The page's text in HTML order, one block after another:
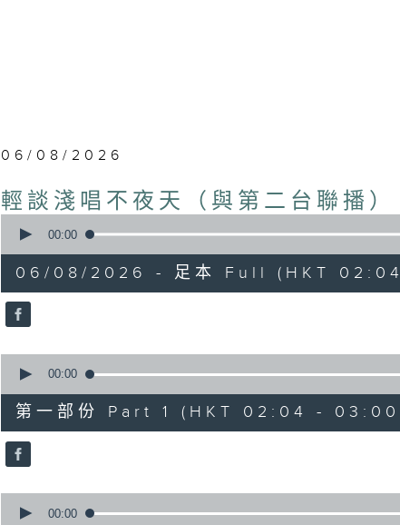
06/08/2026
輕談淺唱不夜天（與第二台聯播）
seconds
hours,
43
minutes,
59
90%
00:00
06/08/2026 - 足本 Full (HKT
seconds
56
minutes,
0
seconds
90%
00:00
第一部份 Part 1 (HKT 02:04 -
seconds
00:00